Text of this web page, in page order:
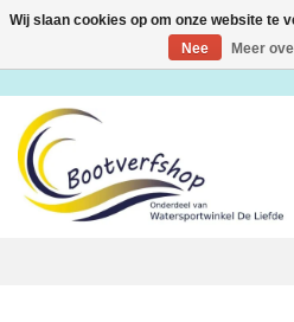
Toggle
Wij slaan cookies op om onze website te
Nee
Meer